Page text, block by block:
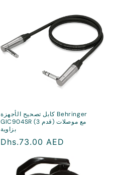
كابل تصحيح الأجهزة Behringer
GIC904SR (3 قدم) مع موصلات
بزاوية
سعر
Dhs.73.00 AED